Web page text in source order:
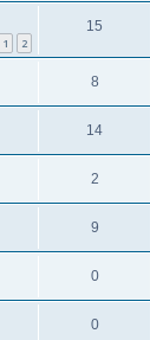
1 2
15
8
14
2
9
0
0